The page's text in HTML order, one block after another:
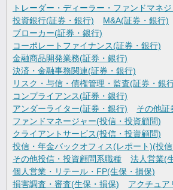
トレーダー・ディーラー・ファンドマネ
投資銀行(証券・銀行)
M&A(証券・銀行)
ブローカー(証券・銀行)
コーポレートファイナンス(証券・銀行)
金融商品開発業務(証券・銀行)
決済・金融事務関連(証券・銀行)
リスク・与信・債権管理・監査(証券・銀
コンプライアンス(証券・銀行)
アンダーライター(証券・銀行)
その他証
ファンドマネージャー(投信・投資顧問)
クライアントサービス(投信・投資顧問)
投信・年金バックオフィス(レポート)(投
その他投信・投資顧問系職種
法人営業(
個人営業・リテール・FP(生保・損保)
損害調査・審査(生保・損保)
アクチュア